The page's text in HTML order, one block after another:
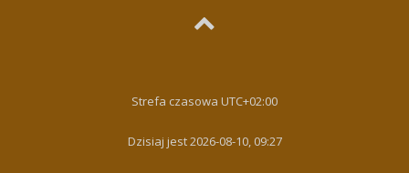
Strefa czasowa UTC+02:00
Dzisiaj jest 2026-08-10, 09:27